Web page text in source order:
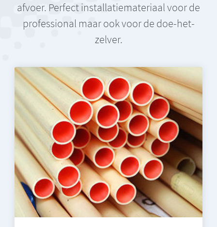
afvoer. Perfect installatiemateriaal voor de
professional maar ook voor de doe-het-
zelver.